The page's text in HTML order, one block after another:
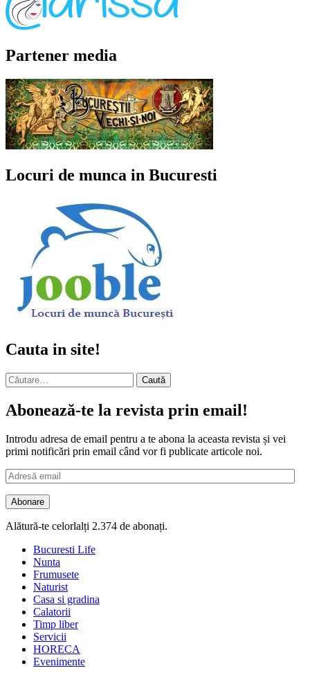
Partener media
Locuri de munca in Bucuresti
Cauta in site!
Caută
după:
Abonează-te la revista prin email!
Introdu adresa de email pentru a te abona la aceasta revista și vei
primi notificări prin email când vor fi publicate articole noi.
Adresă
email
Abonare
Alătură-te celorlalți 2.374 de abonați.
Bucuresti Life
Nunta
Frumusete
Naturist
Casa si gradina
Calatorii
Timp liber
Servicii
HORECA
Evenimente